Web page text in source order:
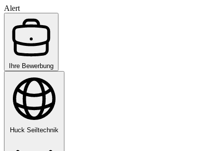
Alert
Ihre Bewerbung
Huck Seiltechnik